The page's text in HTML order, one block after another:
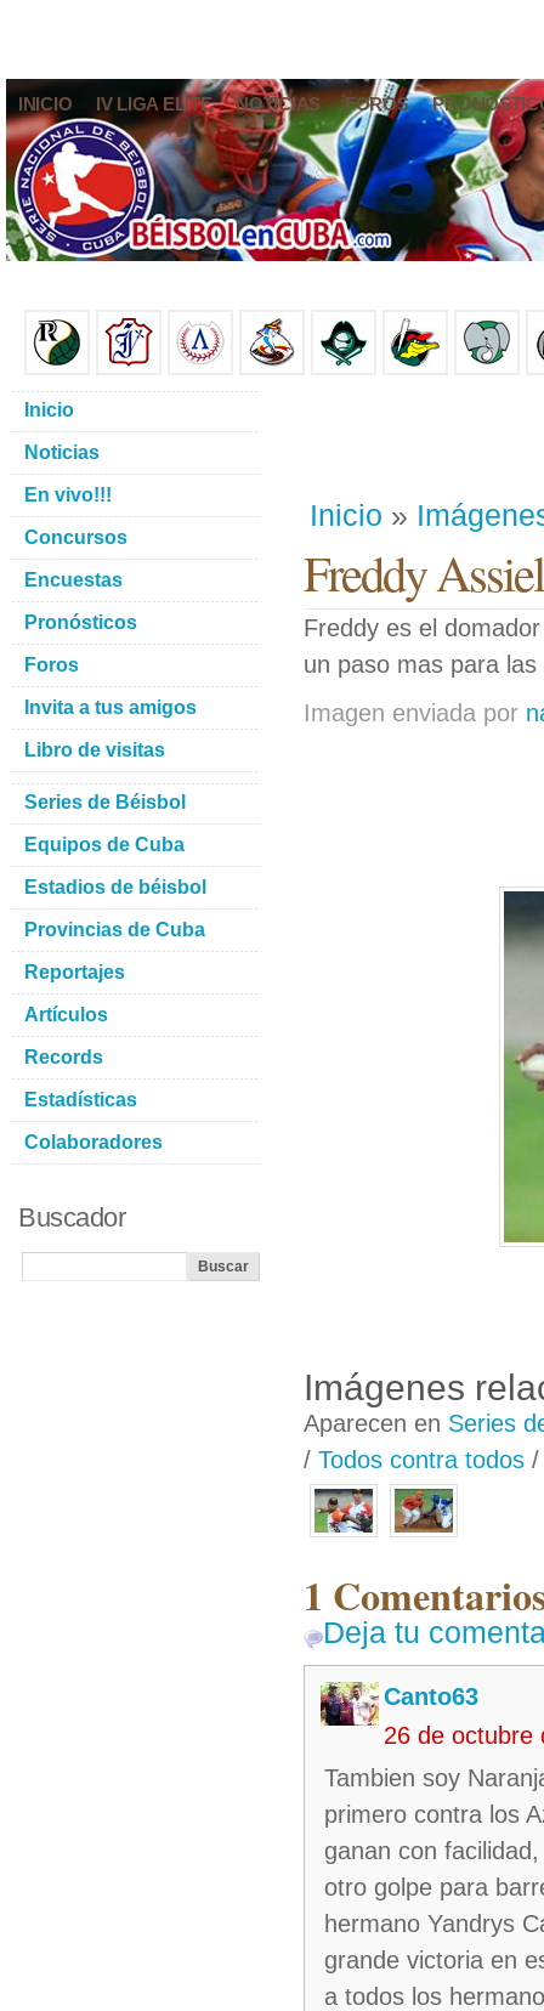
INICIO IV LIGA ELITE NOTICIAS FOROS
Inicio »
Freddy
Freddy es el
un paso mas para las
Imagen enviada por
Imágenes
Aparecen en Series
/ Todos contra todos
1
Deja tu
Canto63
26 de octubre
Tambien soy
primero contra los
ganan con
otro golpe para
hermano Yandrys
grande victoria en
a todos los
Inicio
Noticias
En vivo!!!
Concursos
Encuestas
Pronósticos
Foros
Invita a tus amigos
Libro de visitas
Series de Béisbol
Equipos de Cuba
Estadios de béisbol
Provincias de Cuba
Reportajes
Artículos
Records
Estadísticas
Colaboradores
Buscador